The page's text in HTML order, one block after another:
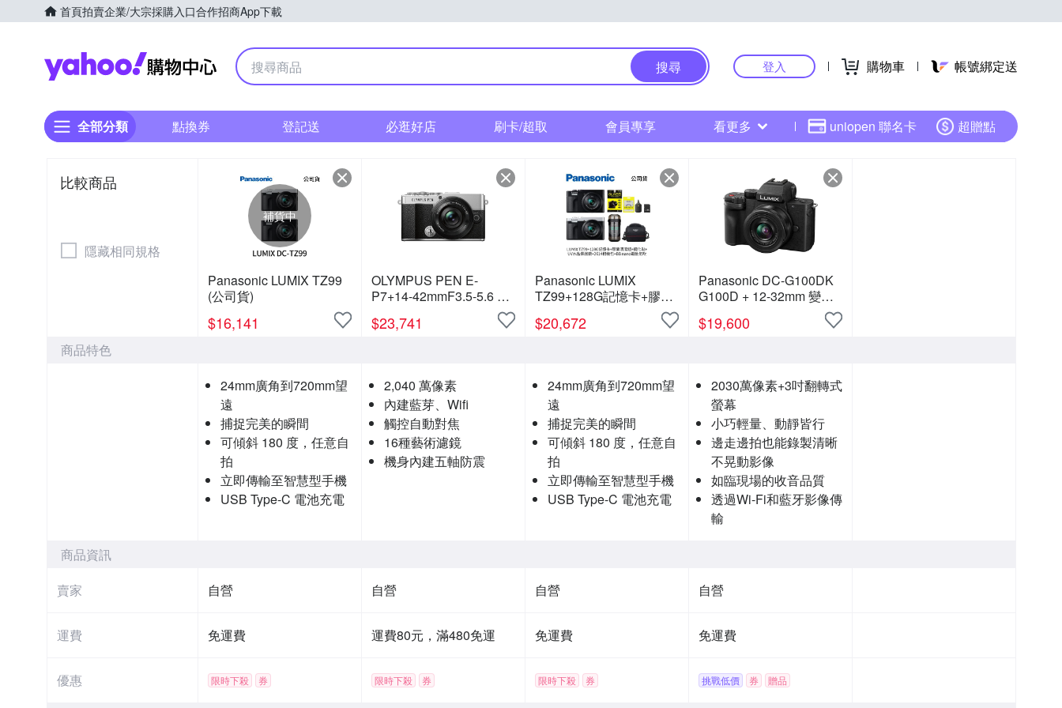
首頁拍賣企業/大宗採購入口合作招商App下載
Yahoo購物中心
搜尋 登入 購物車 帳號綁定送
全部分類 點換券 登記送 必逛好店 刷卡/超取 會員專享 看更多 uniopen 聯名卡 超贈點
比較商品
隱藏相同規格
補貨中
Panasonic LUMIX TZ99
(公司貨)
$16,141
OLYMPUS PEN E-
P7+14-42mmF3.5-5.6 鏡
$23,741
Panasonic LUMIX
TZ99+128G記憶卡+膠囊
清潔組+鋼化貼+水晶保護
鏡+2614相機包
$20,672
Panasonic DC-G100DK
G100D + 12-32mm 變焦
$19,600
商品特色
24mm廣角到720mm望
遠
捕捉完美的瞬間
可傾斜 180 度，任意自
拍
立即傳輸至智慧型手機
USB Type-C 電池充電
2,040 萬像素
內建藍芽、Wifi
觸控自動對焦
16種藝術濾鏡
機身內建五軸防震
24mm廣角到720mm望
遠
捕捉完美的瞬間
可傾斜 180 度，任意自
拍
立即傳輸至智慧型手機
USB Type-C 電池充電
2030萬像素+3吋翻轉式
螢幕
小巧輕量、動靜皆行
邊走邊拍也能錄製清晰
不晃動影像
如臨現場的收音品質
透過Wi-Fi和藍牙影像傳
輸
商品資訊
賣家
自營 自營 自營 自營
運費 免運費 運費80元，滿480免運 免運費 免運費
優惠 限時下殺 券 限時下殺 券 限時下殺 券 挑戰低價 券 贈品